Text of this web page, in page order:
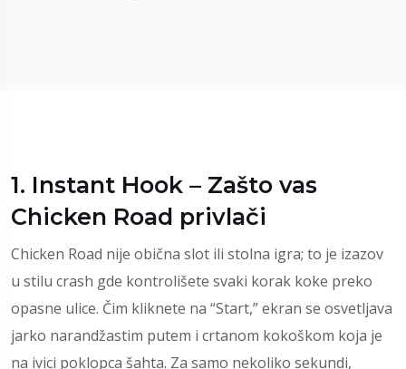
1. Instant Hook – Zašto vas
Chicken Road privlači
Chicken Road nije obična slot ili stolna igra; to je izazov
u stilu crash gde kontrolišete svaki korak koke preko
opasne ulice. Čim kliknete na “Start,” ekran se osvetljava
jarko narandžastim putem i crtanom kokoškom koja je
na ivici poklopca šahta. Za samo nekoliko sekundi,